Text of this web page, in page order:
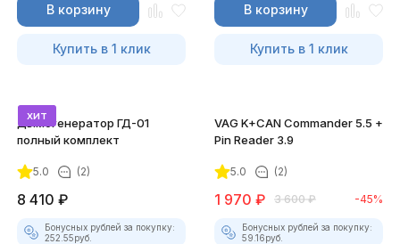
В корзину
Купить в 1 клик
В корзину
Купить в 1 клик
хит
Дымогенератор ГД-01
полный комплект
5.0 (2)
8 410 ₽
Бонусных рублей за покупку:
252.55руб.
VAG K+CAN Commander 5.5 +
Pin Reader 3.9
5.0 (2)
1 970 ₽ 3 600 ₽ -45%
Бонусных рублей за покупку:
59.16руб.